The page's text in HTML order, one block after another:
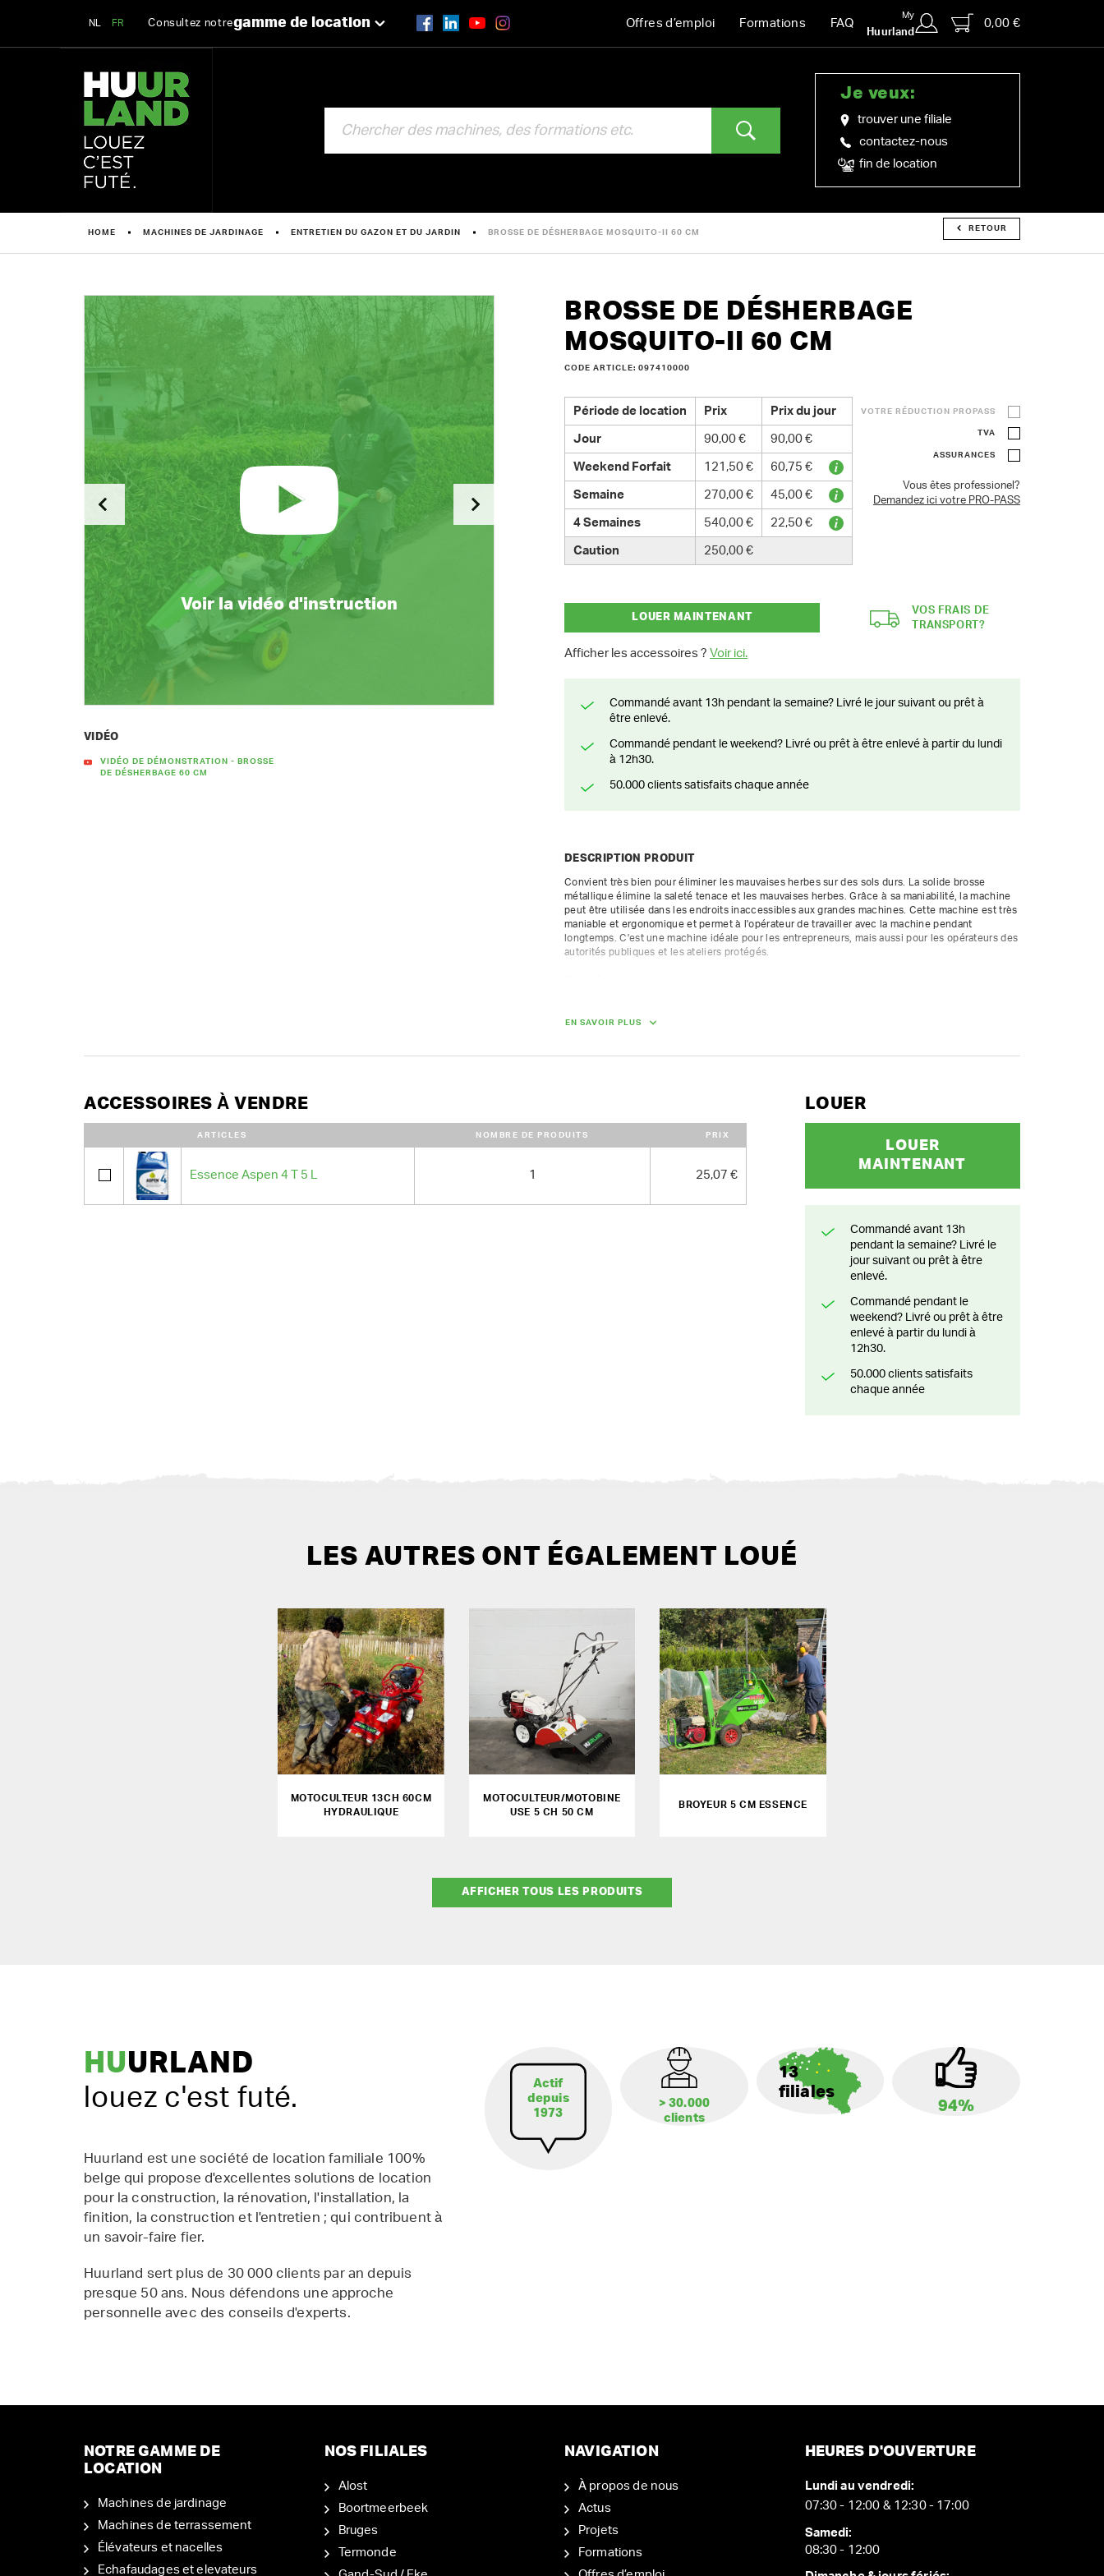
NL FR Consultez notregamme de location Offres d’emploi Formations FAQ
My
Huurland
0,00 €
Je veux:
trouver une filiale
contactez-nous
fin de location
HOME MACHINES DE JARDINAGE ENTRETIEN DU GAZON ET DU JARDIN BROSSE DE DÉSHERBAGE MOSQUITO-II 60 CM RETOUR
BROSSE DE DÉSHERBAGE
MOSQUITO-II 60 CM
CODE ARTICLE: 097410000
Voir la vidéo d'instruction
VIDÉO
VIDÉO DE DÉMONSTRATION - BROSSE
DE DÉSHERBAGE 60 CM
Période de location Prix Prix du jour
Jour 90,00 € 90,00 €
Weekend Forfait 121,50 € 60,75 €
Semaine 270,00 € 45,00 €
4 Semaines 540,00 € 22,50 €
Caution 250,00 €
VOTRE RÉDUCTION PROPASS
TVA
ASSURANCES
Vous êtes professionel?
Demandez ici votre PRO-PASS
LOUER MAINTENANT
Afficher les accessoires ? Voir ici.
VOS FRAIS DE
TRANSPORT?
Commandé avant 13h pendant la semaine? Livré le jour suivant ou prêt à
être enlevé.
Commandé pendant le weekend? Livré ou prêt à être enlevé à partir du lundi
à 12h30.
50.000 clients satisfaits chaque année
DESCRIPTION PRODUIT
Convient très bien pour éliminer les mauvaises herbes sur des sols durs. La solide brosse
métallique élimine la saleté tenace et les mauvaises herbes. Grâce à sa maniabilité, la machine
peut être utilisée dans les endroits inaccessibles aux grandes machines. Cette machine est très
maniable et ergonomique et permet à l'opérateur de travailler avec la machine pendant
longtemps. C'est une machine idéale pour les entrepreneurs, mais aussi pour les opérateurs des
autorités publiques et les ateliers protégés.
Entraînement de la brosse : mécanique
EN SAVOIR PLUS
ACCESSOIRES À VENDRE
ARTICLES NOMBRE DE PRODUITS PRIX
Essence Aspen 4 T 5 L 1 25,07 €
LOUER
LOUER
MAINTENANT
Commandé avant 13h
pendant la semaine? Livré le
jour suivant ou prêt à être
enlevé.
Commandé pendant le
weekend? Livré ou prêt à être
enlevé à partir du lundi à
12h30.
50.000 clients satisfaits
chaque année
LES AUTRES ONT ÉGALEMENT LOUÉ
MOTOCULTEUR 13CH 60CM
HYDRAULIQUE
MOTOCULTEUR/MOTOBINE
USE 5 CH 50 CM
BROYEUR 5 CM ESSENCE
AFFICHER TOUS LES PRODUITS
HUURLAND
louez c'est futé.
Huurland est une société de location familiale 100%
belge qui propose d'excellentes solutions de location
pour la construction, la rénovation, l'installation, la
finition, la construction et l'entretien ; qui contribuent à
un savoir-faire fier.
Huurland sert plus de 30 000 clients par an depuis
presque 50 ans. Nous défendons une approche
personnelle avec des conseils d'experts.
Actif
depuis
1973
> 30.000
clients
13
filiales
94%
NOTRE GAMME DE
LOCATION
Machines de jardinage
Machines de terrassement
Élévateurs et nacelles
Echafaudages et elevateurs
NOS FILIALES
Alost
Boortmeerbeek
Bruges
Termonde
NAVIGATION
À propos de nous
Actus
Projets
Formations
HEURES D'OUVERTURE
Lundi au vendredi:
07:30 - 12:00 & 12:30 - 17:00
Samedi:
08:30 - 12:00